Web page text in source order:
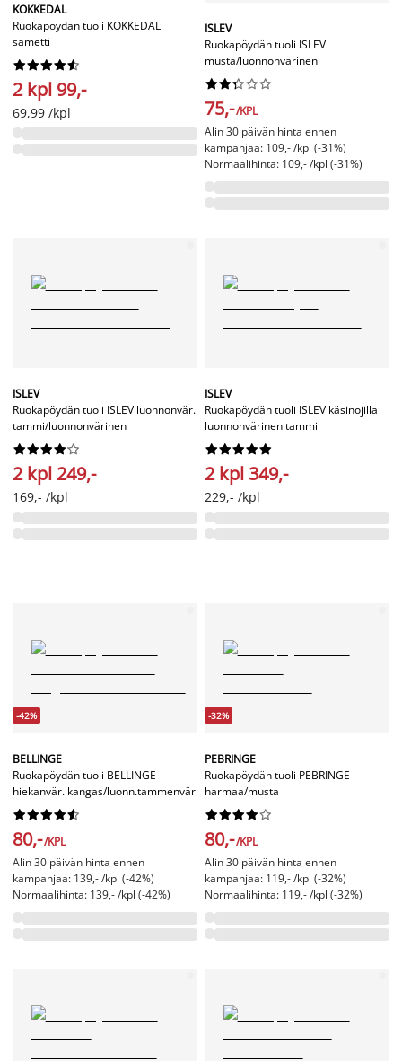
KOKKEDAL
Ruokapöydän tuoli KOKKEDAL
sametti






2 kpl 99,-
69,99 /kpl
ISLEV
Ruokapöydän tuoli ISLEV
musta/luonnonvärinen






75,-/KPL
Alin 30 päivän hinta ennen
kampanjaa: 109,- /kpl (-31%)
Normaalihinta: 109,- /kpl (-31%)
ISLEV
Ruokapöydän tuoli ISLEV luonnonvär.
tammi/luonnonvärinen






2 kpl 249,-
169,- /kpl
ISLEV
Ruokapöydän tuoli ISLEV käsinojilla
luonnonvärinen tammi






2 kpl 349,-
229,- /kpl
-42%
BELLINGE
Ruokapöydän tuoli BELLINGE
hiekanvär. kangas/luonn.tammenvär






80,-/KPL
Alin 30 päivän hinta ennen
kampanjaa: 139,- /kpl (-42%)
Normaalihinta: 139,- /kpl (-42%)
-32%
PEBRINGE
Ruokapöydän tuoli PEBRINGE
harmaa/musta






80,-/KPL
Alin 30 päivän hinta ennen
kampanjaa: 119,- /kpl (-32%)
Normaalihinta: 119,- /kpl (-32%)